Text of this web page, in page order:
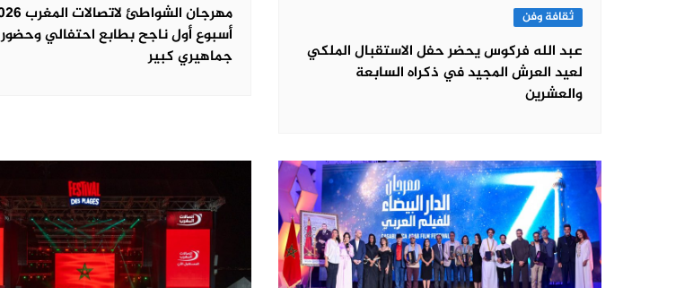
ثقافة وفن
عبد الله فركوس يحضر حفل الاستقبال الملكي
لعيد العرش المجيد في ذكراه السابعة
والعشرين
أسبوع أول ناجح بطابع احتفالي وحضور
جماهيري كبير